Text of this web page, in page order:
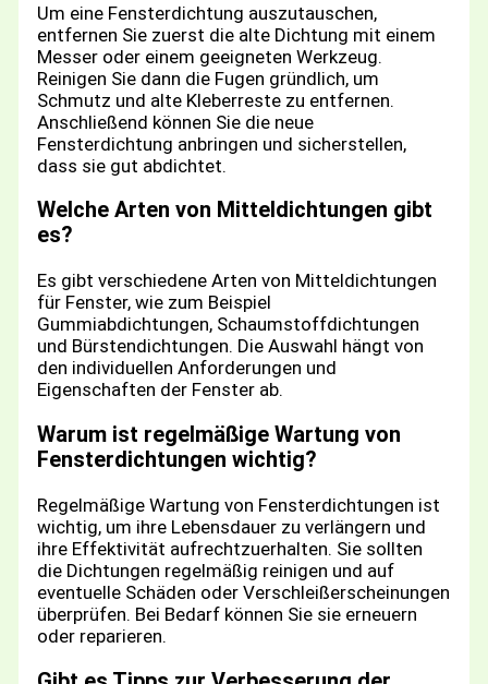
Um eine Fensterdichtung auszutauschen,
entfernen Sie zuerst die alte Dichtung mit einem
Messer oder einem geeigneten Werkzeug.
Reinigen Sie dann die Fugen gründlich, um
Schmutz und alte Kleberreste zu entfernen.
Anschließend können Sie die neue
Fensterdichtung anbringen und sicherstellen,
dass sie gut abdichtet.
Welche Arten von Mitteldichtungen gibt
es?
Es gibt verschiedene Arten von Mitteldichtungen
für Fenster, wie zum Beispiel
Gummiabdichtungen, Schaumstoffdichtungen
und Bürstendichtungen. Die Auswahl hängt von
den individuellen Anforderungen und
Eigenschaften der Fenster ab.
Warum ist regelmäßige Wartung von
Fensterdichtungen wichtig?
Regelmäßige Wartung von Fensterdichtungen ist
wichtig, um ihre Lebensdauer zu verlängern und
ihre Effektivität aufrechtzuerhalten. Sie sollten
die Dichtungen regelmäßig reinigen und auf
eventuelle Schäden oder Verschleißerscheinungen
überprüfen. Bei Bedarf können Sie sie erneuern
oder reparieren.